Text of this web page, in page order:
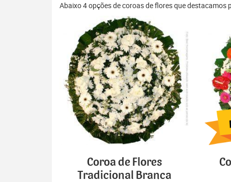
Abaixo 4 opções de coroas de flores que
Coroa de Flores
Tradicional Branca